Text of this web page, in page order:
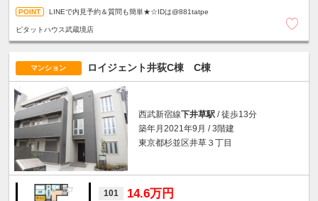
LINEで内見予約＆質問も簡単★☆IDは@881tatpe
ピタットハウス武蔵境店
マンション ロイジェント井荻C棟 C棟
西武新宿線下井草駅 / 徒歩13分
築年月2021年9月 / 3階建
東京都杉並区井草３丁目
101 14.6万円